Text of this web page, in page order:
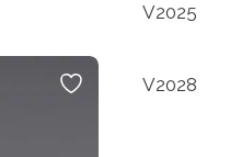
V2025
V2028